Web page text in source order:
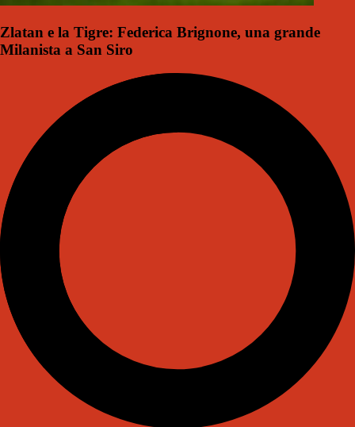
Zlatan e la Tigre: Federica Brignone, una grande
Milanista a San Siro